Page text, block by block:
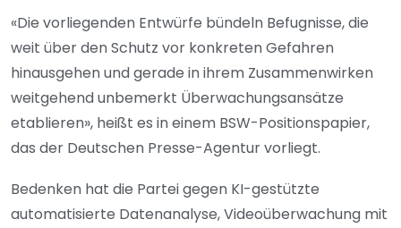
«Die vorliegenden Entwürfe bündeln Befugnisse, die
weit über den Schutz vor konkreten Gefahren
hinausgehen und gerade in ihrem Zusammenwirken
weitgehend unbemerkt Überwachungsansätze
etablieren», heißt es in einem BSW-Positionspapier,
das der Deutschen Presse-Agentur vorliegt.
Bedenken hat die Partei gegen KI-gestützte
automatisierte Datenanalyse, Videoüberwachung mit